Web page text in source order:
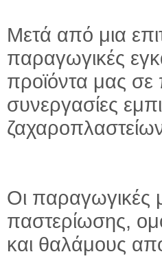
Μετά από μια
παραγωγικές
προϊόντα μας
συνεργασίες
Οι παραγωγικές
παστερίωσης,
και θαλάμους